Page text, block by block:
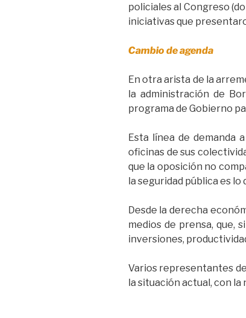
policiales al Congreso
iniciativas que
Cambio de agenda
En otra arista de la
la administración de
programa de Gobierno
Esta línea de demanda
oficinas de sus
que la oposición no
la seguridad pública es
Desde la derecha
medios de prensa, que,
inversiones,
Varios representantes
la situación actual, con la